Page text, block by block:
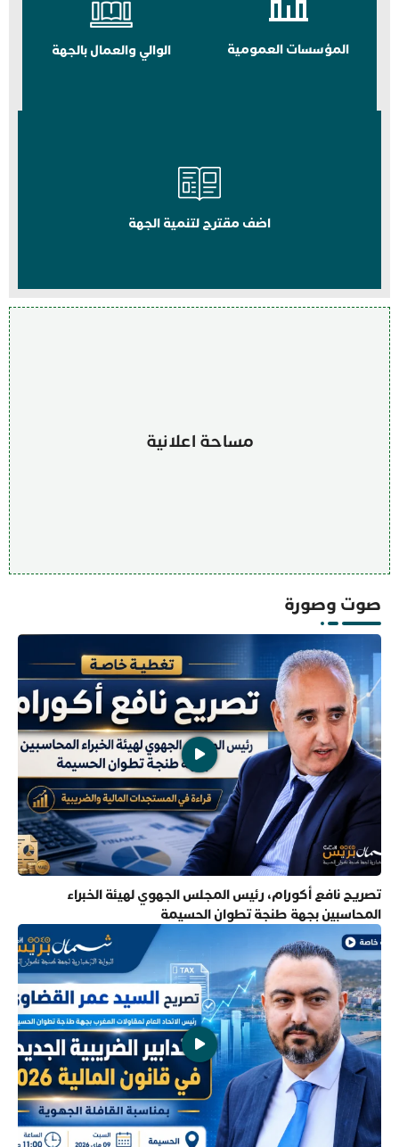
المؤسسات العمومية الوالي والعمال بالجهة
اضف مقترح لتنمية الجهة
مساحة اعلانية
صوت وصورة
تصريح نافع أكورام، رئيس المجلس الجهوي لهيئة الخبراء
المحاسبين بجهة طنجة تطوان الحسيمة